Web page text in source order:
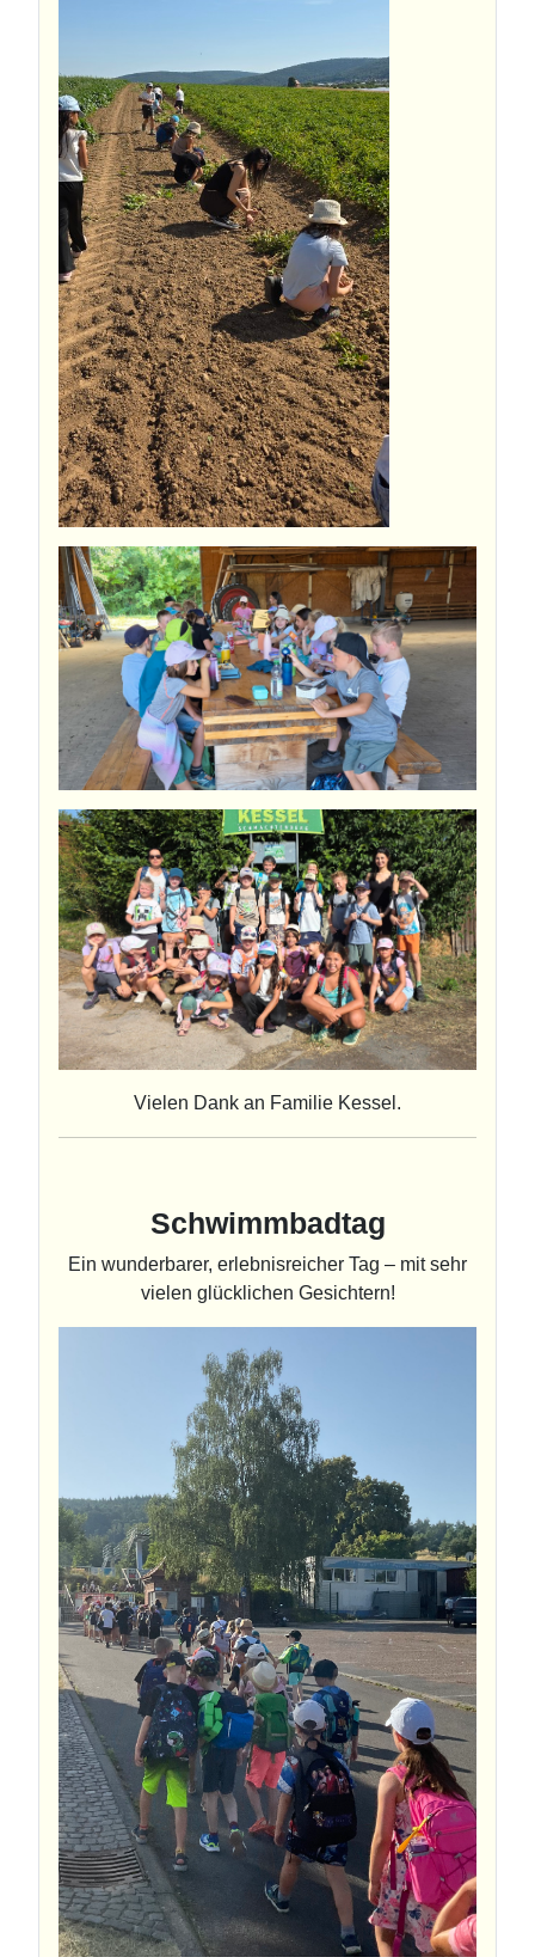
Vielen Dank an Familie Kessel.
Schwimmbadtag
Ein wunderbarer, erlebnisreicher Tag – mit sehr
vielen glücklichen Gesichtern!